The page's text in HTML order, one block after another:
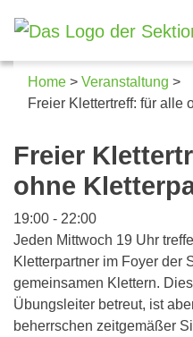
Home > Veranstaltung >
Freier Klettertreff: für alle
Details zum
Freier
ohne
19:00 - 22:00
Jeden Mittwoch 19 Uhr
Kletterpartner im Foyer der
gemeinsamen Klettern.
Übungsleiter betreut, ist
beherrschen zeitgemäßer